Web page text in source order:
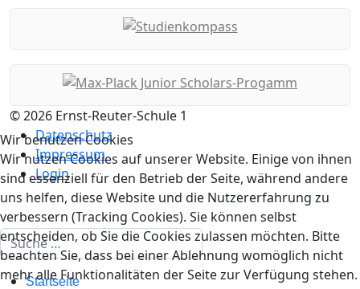
© 2026 Ernst-Reuter-Schule 1
Datenschutz
Impressum
Login
Suchen
Startseite
Wir benutzen Cookies
Wir nutzen Cookies auf unserer Website. Einige von ihnen
sind essenziell für den Betrieb der Seite, während andere
uns helfen, diese Website und die Nutzererfahrung zu
verbessern (Tracking Cookies). Sie können selbst
entscheiden, ob Sie die Cookies zulassen möchten. Bitte
beachten Sie, dass bei einer Ablehnung womöglich nicht
mehr alle Funktionalitäten der Seite zur Verfügung stehen.